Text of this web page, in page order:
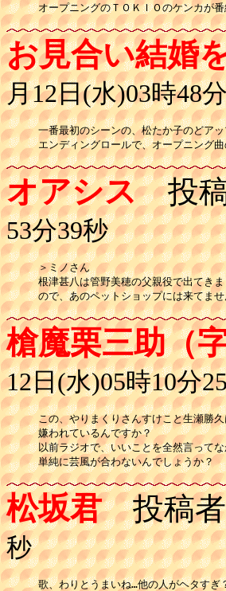
オープニングのＴＯＫＩＯのケンカが
お見合い結婚
月12日(水)03時48
一番最初のシーンの、松たか子のどア
オアシス投稿
53分39秒
＞ミノさん
根津甚八は管野美穂の父親役で出てき
ので、あのペットショップには来てませ
槍魔栗三助（
12日(水)05時10分
この、やりまくりさんすけこと生瀬勝
嫌われているんですか？
以前ラジオで、いいことを全然言って
単純に芸風が合わないんでしょうか？
松坂君投稿者
秒
歌、わりとうまいね…他の人がヘタすぎ